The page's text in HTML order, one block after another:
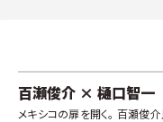
百瀬俊介 × 樋口智一
メキシコの扉を開く。 百瀬俊